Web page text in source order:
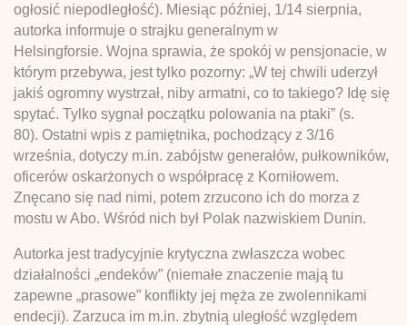
ogłosić niepodległość). Miesiąc później, 1/14 sierpnia,
autorka informuje o strajku generalnym w
Helsingforsie. Wojna sprawia, że spokój w pensjonacie, w
którym przebywa, jest tylko pozorny: „W tej chwili uderzył
jakiś ogromny wystrzał, niby armatni, co to takiego? Idę się
spytać. Tylko sygnał początku polowania na ptaki” (s.
80). Ostatni wpis z pamiętnika, pochodzący z 3/16
września, dotyczy m.in. zabójstw generałów, pułkowników,
oficerów oskarżonych o współpracę z Korniłowem.
Znęcano się nad nimi, potem zrzucono ich do morza z
mostu w Abo. Wśród nich był Polak nazwiskiem Dunin.
Autorka jest tradycyjnie krytyczna zwłaszcza wobec
działalności „endeków” (niemałe znaczenie mają tu
zapewne „prasowe” konflikty jej męża ze zwolennikami
endecji). Zarzuca im m.in. zbytnią uległość względem